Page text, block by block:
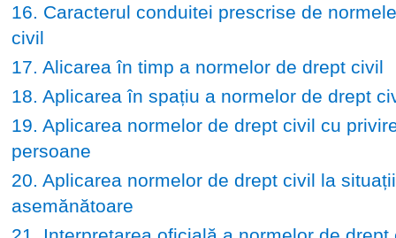
16. Caracterul conduitei prescrise de
civil
17. Alicarea în timp a normelor de drept civil
18. Aplicarea în spațiu a normelor de drept
19. Aplicarea normelor de drept civil cu
persoane
20. Aplicarea normelor de drept civil la situații
asemănătoare